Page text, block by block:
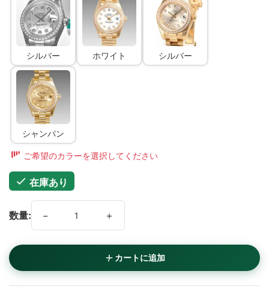
シルバー ホワイト シルバー
シャンパン
ご希望のカラーを選択してください
在庫あり
数量: − ＋
カートに追加